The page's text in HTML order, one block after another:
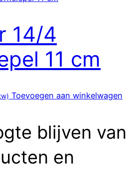
14/4
11 cm
Toevoegen aan winkelwagen
blijven van
en